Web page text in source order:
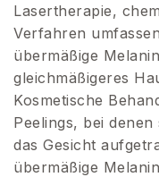
Lasertherapie,
Verfahren
übermäßige
gleichmäßigeres
Kosmetische
Peelings, bei
das Gesicht
übermäßige